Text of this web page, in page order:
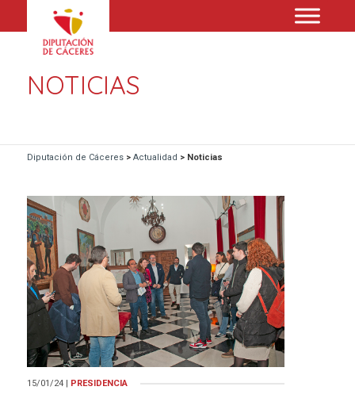
NOTICIAS
Diputación de Cáceres> Actualidad > Noticias
15/01/24 PRESIDENCIA